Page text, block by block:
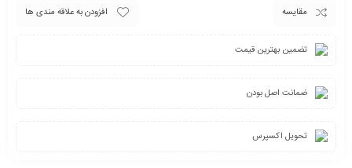
مقایسه افزودن به علاقه مندی ها
تضمین بهترین قیمت
ضمانت اصل بودن
تحویل اکسپرس